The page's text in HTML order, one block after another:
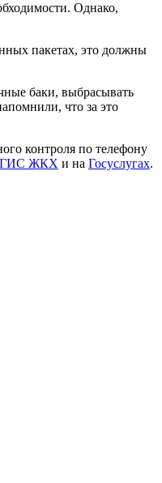
Однако,
пакетах, это должны
баки, выбрасывать
что за это
контроля по телефону
ГИС ЖКХ и на Госуслугах.